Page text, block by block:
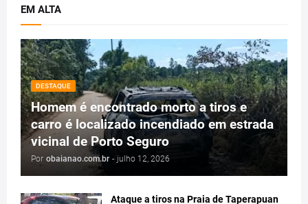
EM ALTA
DESTAQUE
Homem é encontrado morto a tiros e
carro é localizado incendiado em estrada
vicinal de Porto Seguro
Por obaianao.com.br - julho 12, 2026
Ataque a tiros na Praia de Taperapuan